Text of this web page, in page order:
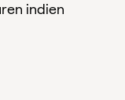
indien